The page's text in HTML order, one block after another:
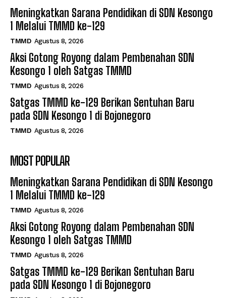
Meningkatkan Sarana Pendidikan di SDN Kesongo
1 Melalui TMMD ke-129
TMMD Agustus 8, 2026
Aksi Gotong Royong dalam Pembenahan SDN
Kesongo 1 oleh Satgas TMMD
TMMD Agustus 8, 2026
Satgas TMMD ke-129 Berikan Sentuhan Baru
pada SDN Kesongo 1 di Bojonegoro
TMMD Agustus 8, 2026
MOST POPULAR
Meningkatkan Sarana Pendidikan di SDN Kesongo
1 Melalui TMMD ke-129
TMMD Agustus 8, 2026
Aksi Gotong Royong dalam Pembenahan SDN
Kesongo 1 oleh Satgas TMMD
TMMD Agustus 8, 2026
Satgas TMMD ke-129 Berikan Sentuhan Baru
pada SDN Kesongo 1 di Bojonegoro